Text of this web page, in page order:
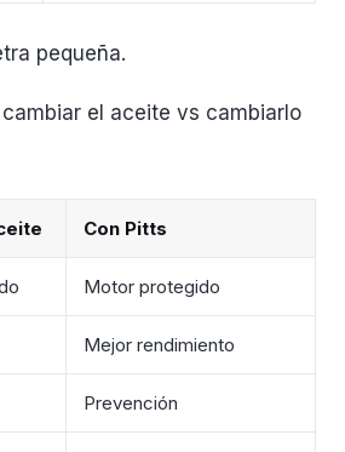
pequeña.
el aceite vs cambiarlo
Con Pitts
Motor protegido
Mejor rendimiento
Prevención